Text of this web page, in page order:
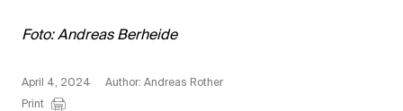
Foto: Andreas Berheide
April 4, 2024
Author: Andreas Rother
Print